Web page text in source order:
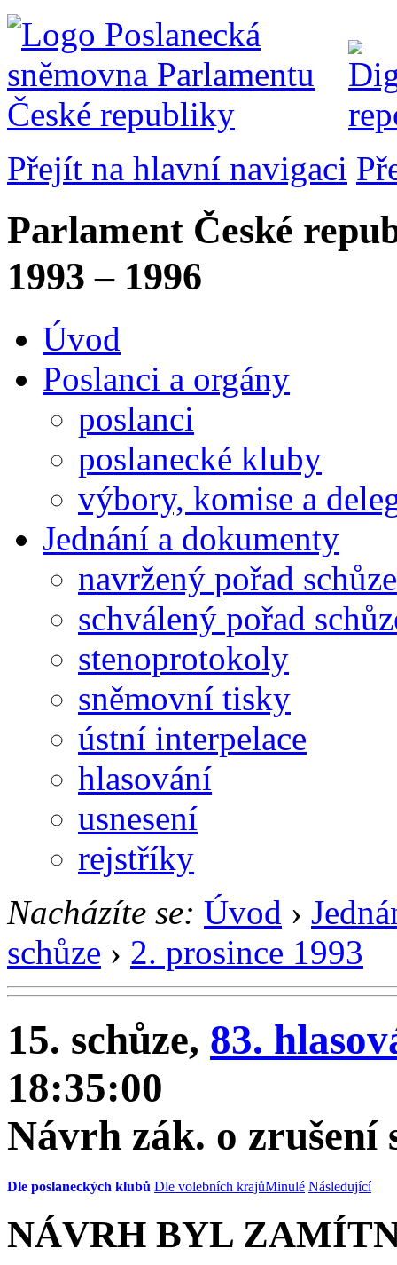
Přejít na hlavní navigaci
Parlament České
1993 – 1996
Úvod
Poslanci a orgány
poslanci
poslanecké kluby
výbory, komise a
Jednání a dokumenty
navržený pořad schůze
schválený pořad
stenoprotokoly
sněmovní tisky
ústní interpelace
hlasování
usnesení
rejstříky
Nacházíte se: Úvod ›
schůze › 2. prosince 1993
15. schůze, 83.
18:35:00
Návrh zák. o zrušení
Dle poslaneckých klubů Dle volebních krajůMinulé Následující
NÁVRH BYL